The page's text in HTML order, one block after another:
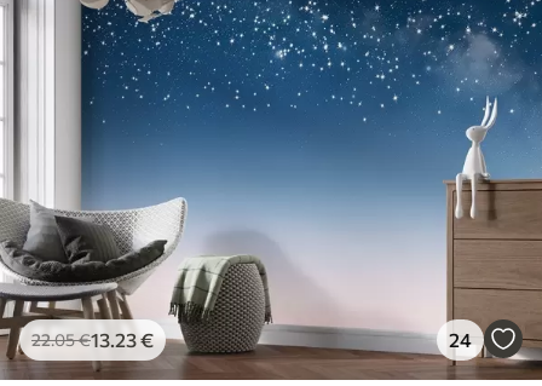
22.05€13 .23€ 24